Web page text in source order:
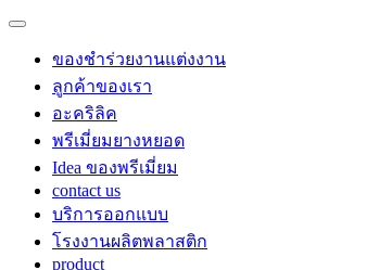
ของชำร่วยงานแต่งงาน
ลูกค้าของเรา
อะคริลิค
พรีเมี่ยมยางหยอด
Idea ของพรีเมี่ยม
contact us
บริการออกแบบ
โรงงานผลิตพลาสติก
product